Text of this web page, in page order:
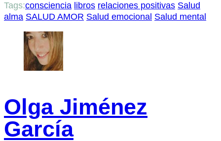
Tags:consciencia libros relaciones positivas Salud
alma SALUD AMOR Salud emocional Salud mental
Olga Jiménez
García